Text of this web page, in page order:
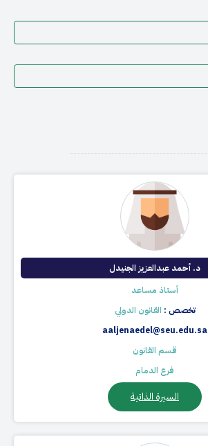
د. أحمد عبدالعزيز الجنيدل
أستاذ مساعد
تخصص : القانون الدولي
aaljenaedel@seu.edu.sa
قسم القانون
فرع الدمام
السيرة الذاتية